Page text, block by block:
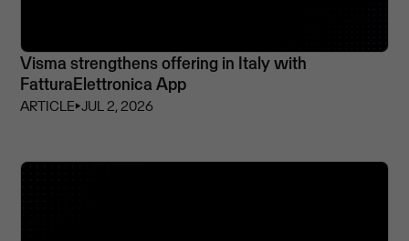
Visma strengthens offering in Italy with
FatturaElettronica App
ARTICLE⏵JUL 2, 2026